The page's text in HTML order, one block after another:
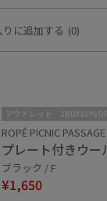
に追加する (0)
アウトレット
ROPÉ PICNIC PASSAGE
プレート付きウ
ブラック / F
¥1,650